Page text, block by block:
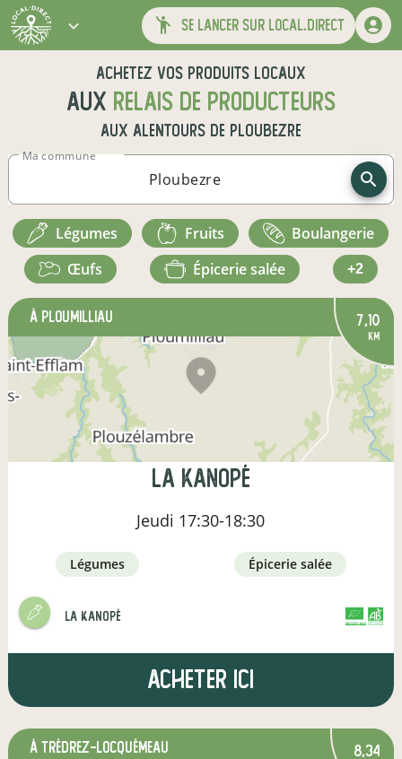
se lancer sur local.direct
Achetez vos produits locaux
aux relais de producteurs
aux alentours de Ploubezre
Ma commune
légumes fruits
boulangerie
œufs
épicerie salée +2
à Ploumilliau 7,10
km
La Kanopé
Jeudi 17:30-18:30
légumes épicerie salée
La Kanopé CERTIFIÉ PAR FR-BIO-01
AGRICULTURE FRANCE
Acheter ici
à Trédrez-Locquémeau 8,34